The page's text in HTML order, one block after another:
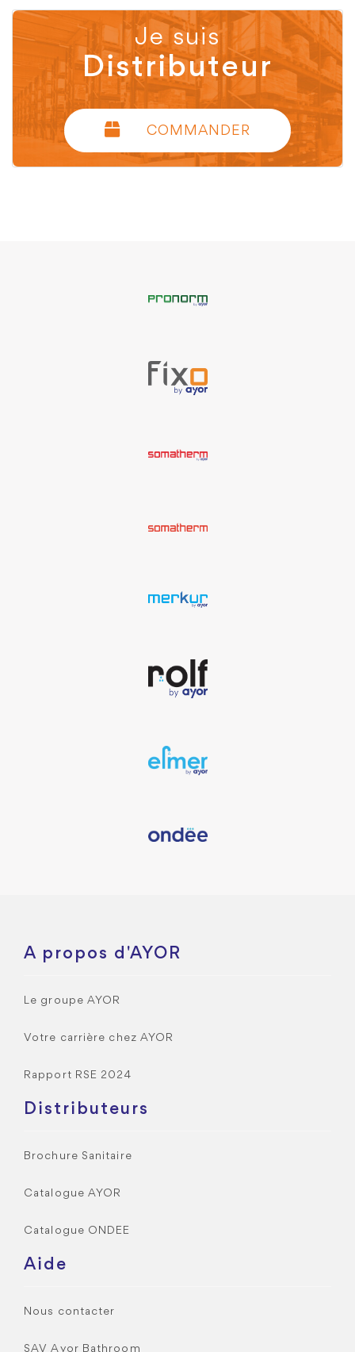
Je suis
Distributeur
COMMANDER
A propos d'AYOR
Le groupe AYOR
Votre carrière chez AYOR
Rapport RSE 2024
Distributeurs
Brochure Sanitaire
Catalogue AYOR
Catalogue ONDEE
Aide
Nous contacter
SAV Ayor Bathroom